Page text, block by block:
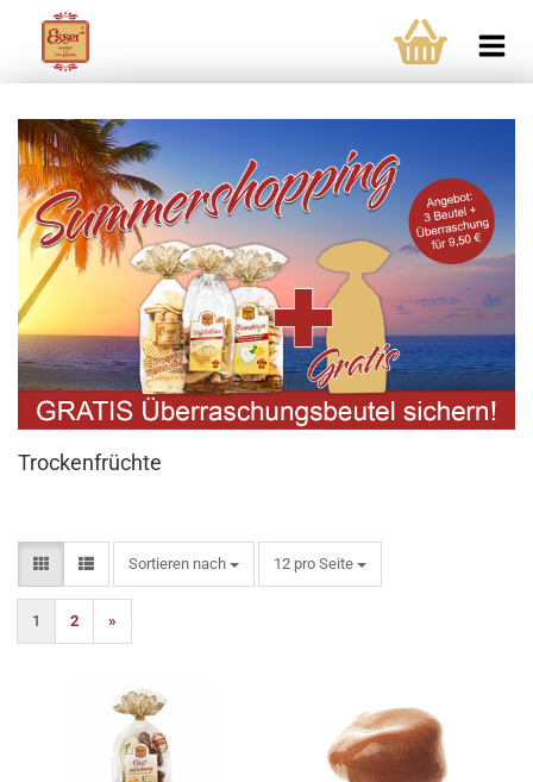
Trockenfrüchte
Sortieren nach
Sortieren nach 12 pro Seite
pro Seite
1 2 »